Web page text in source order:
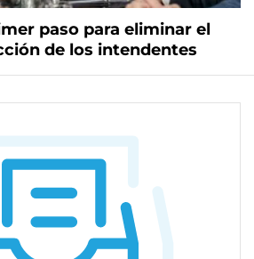
paso para eliminar el
de los intendentes